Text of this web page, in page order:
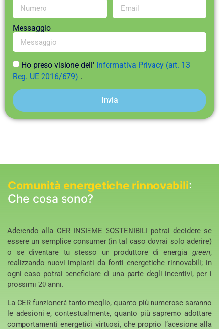
Messaggio
Ho preso visione dell' Informativa Privacy (art. 13
Reg. UE 2016/679) .
Invia
Comunità energetiche rinnovabili:
Che cosa sono?
Aderendo alla CER INSIEME SOSTENIBILI potrai decidere se
essere un semplice consumer (in tal caso dovrai solo aderire)
o se diventare tu stesso un produttore di energia green,
realizzando nuovi impianti da fonti energetiche rinnovabili; in
ogni caso potrai beneficiare di una parte degli incentivi, per i
prossimi 20 anni.
La CER funzionerà tanto meglio, quanto più numerose saranno
le adesioni e, contestualmente, quanto più sapremo adottare
comportamenti energetici virtuosi, che proprio l’adesione alla